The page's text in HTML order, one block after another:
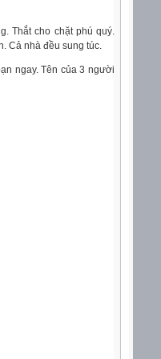
Thắt cho chặt phú quý.
Cả nhà đều sung túc.
ngay. Tên của 3 người